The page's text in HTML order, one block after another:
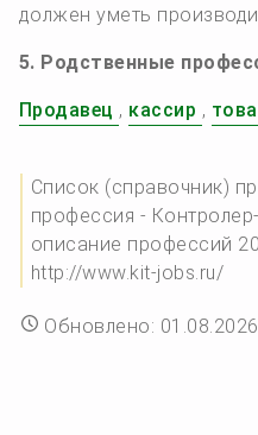
должен уметь
5. Родственные
Продавец , кассир ,
Список (справочник)
профессия -
описание профессий
http://www.kit-jobs.ru/
Обновлено: 01.08.2026